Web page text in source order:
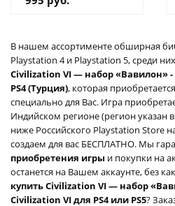
аккаунт
В нашем ассортименте обширная
Playstation 4 и Playstation 5, среди
Civilization VI — набор «Вавилон» -
PS4 (Турция), которая
специально для Вас. Игра
Индийском регионе (регион указан
ниже Российского Playstation Store
создаем для вас БЕСПЛАТНО. Мы
приобретения игры и покупки на
останется на Вашем аккаунте, без
купить Civilization VI — набор
Civilization VI для PS4 или PS5?